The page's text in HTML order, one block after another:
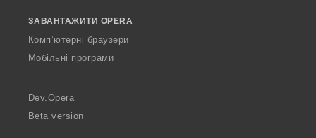
w
O
p
a
ЗАВАНТАЖИТИ OPERA
Комп’ютерні браузери
Мобільні програми
Dev.Opera
Beta version